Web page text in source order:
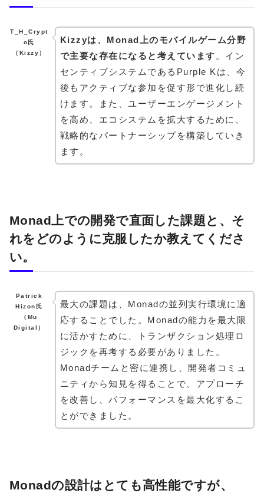
T_H_Crypt
o氏
（Kizzy）
Kizzyは、Monad上のモバイルゲーム分野
で主要な存在になると考えています 。イン
センティブシステムであるPurple Kは、今
後もアクティブな参加を促す形で進化し続
けます。また、ユーザーエンゲージメント
を高め、エコシステムを拡大するために、
戦略的なパートナーシップを構築していき
ます。
Monad上での開発で直面した課題と、そ
れをどのように克服したか教えてくださ
い。
Patrick
Hizon氏
（Mu
Digital）
最大の課題は、Monadの並列実行環境に適
応することでした。Monadの能力を最大限
に活かすために、トランザクション処理ロ
ジックを再考する必要がありました。
Monadチームと密に連携し、開発者コミュ
ニティから知見を得ることで、アプローチ
を改善し、パフォーマンスを最大化するこ
とができました。
Monadの設計はとても高性能ですが、